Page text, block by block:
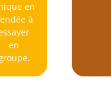
en
à
en